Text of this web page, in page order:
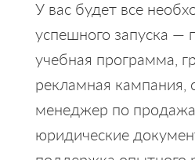
У вас будет все
успешного запуска —
учебная программа,
рекламная кампания,
менеджер по
юридические